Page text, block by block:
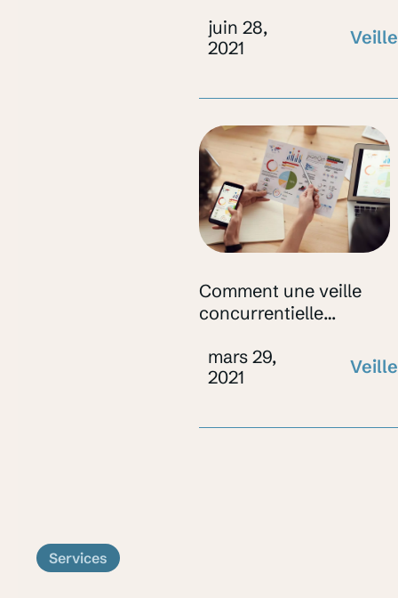
de veille
juin 28,
2021
Veille
Comment une veille
concurrentielle
renforcer le
positionnement d’une
mars 29,
2021
Veille
Services